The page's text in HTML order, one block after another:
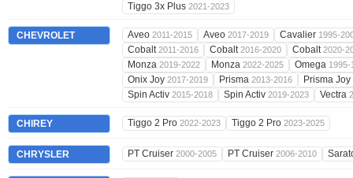
Tiggo 3x Plus 2021-2023
CHEVROLET Aveo 2011-2015 Aveo 2017-2019 Cavalier 1995-
Cobalt2011-2016 Cobalt2016-2020 Cobalt2020-
Monza 2019-2022 Monza 2022-2025 Omega 1995-
Onix Joy 2017-2019 Prisma 2013-2016
Prisma Joy
Spin Activ 2015-2018 Spin Activ 2019-2023 Vectra
CHIREY Tiggo 2 Pro 2022-2023 Tiggo 2 Pro 2023-2025
CHRYSLER PT Cruiser 2000-2005 PT Cruiser 2006-2010